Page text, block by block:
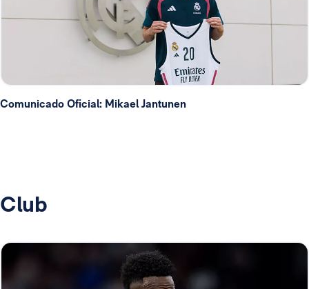
Comunicado Oficial: Mikael Jantunen
Club